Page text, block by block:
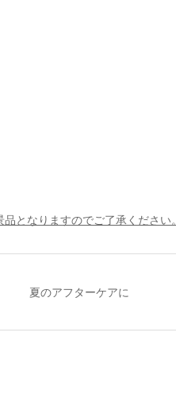
となりますのでご了承ください。
夏のアフターケアに